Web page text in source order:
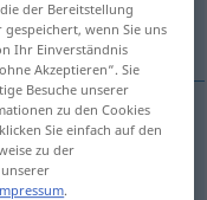
der Bereitstellung
wenn Sie uns
Ihr Einverständnis
Akzeptieren“. Sie
Besuche unserer
zu den Cookies
Sie einfach auf den
zu der
.